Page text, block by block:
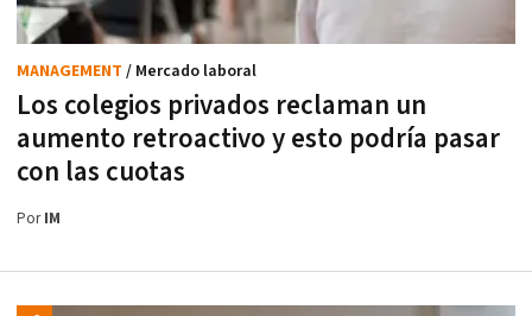
Los colegios privados reclaman un
aumento retroactivo y esto podría pasar
con las cuotas
MANAGEMENT / Mercado laboral
PorIM